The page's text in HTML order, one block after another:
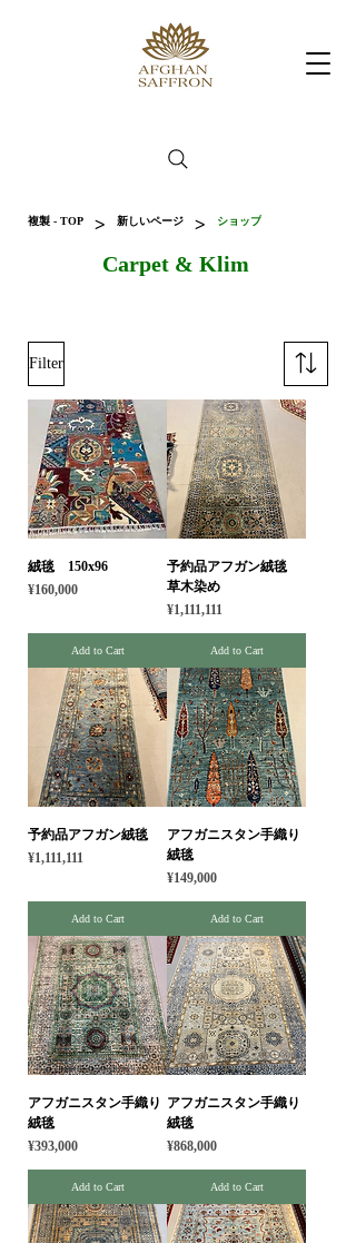
複製 - TOP > 新しいページ > ショップ
Carpet & Klim
Filter
絨毯 150x96
Price
¥160,000
Add to Cart
予約品アフガン絨毯
草木染め
Price
¥1,111,111
Add to Cart
予約品アフガン絨毯
Price
¥1,111,111
Add to Cart
アフガニスタン手織り
絨毯
Price
¥149,000
Add to Cart
アフガニスタン手織り
絨毯
Price
¥393,000
Add to Cart
アフガニスタン手織り
絨毯
Price
¥868,000
Add to Cart